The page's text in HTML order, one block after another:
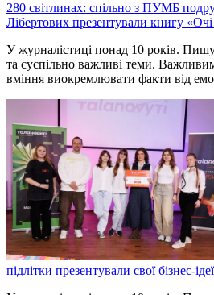
280 світлинах: спільно з ПУМБ
Лібертових презентували книгу
У журналістиці понад 10 років.
та суспільно важливі теми.
вміння виокремлювати факти від
підлітки презентували свої бізнес-